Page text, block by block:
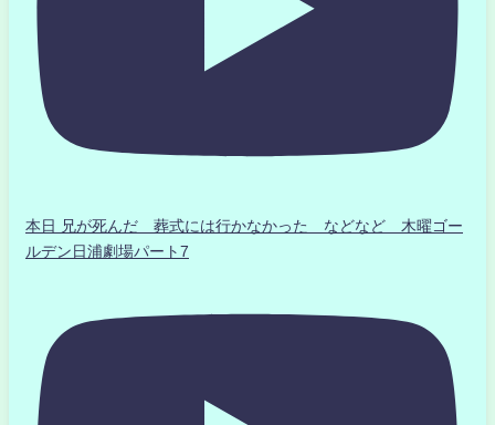
本日 兄が死んだ 葬式には行かなかった などなど 木曜ゴー
ルデン日浦劇場パート7